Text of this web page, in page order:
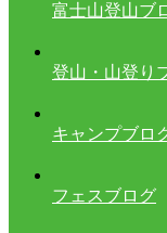
富士山登山ブ
登山・山登り
キャンプブロ
フェスブログ